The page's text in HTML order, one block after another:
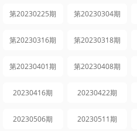
第20230225期 第20230304期
第20230316期 第20230318期
第20230401期 第20230408期
20230416期 20230422期
20230506期 20230511期